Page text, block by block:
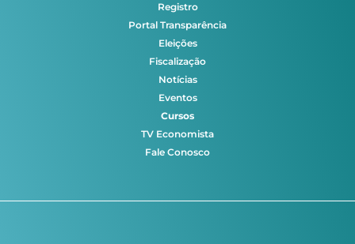
Registro
Portal Transparência
Eleições
Fiscalização
Notícias
Eventos
Cursos
TV Economista
Fale Conosco